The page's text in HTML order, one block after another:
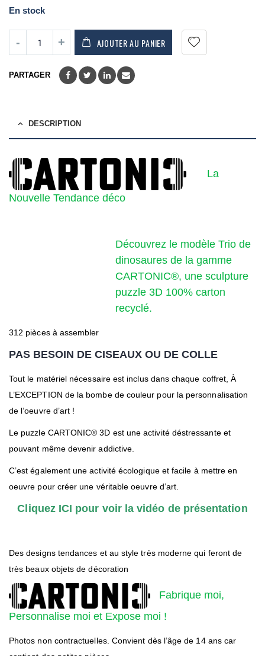
En stock
AJOUTER AU PANIER
PARTAGER
DESCRIPTION
La
Nouvelle Tendance déco
Découvrez le modèle Trio de
dinosaures de la gamme
CARTONIC®, une sculpture
puzzle 3D 100% carton
recyclé.
312 pièces à assembler
PAS BESOIN DE CISEAUX OU DE COLLE
Tout le matériel nécessaire est inclus dans chaque coffret, À
L’EXCEPTION de la bombe de couleur pour la personnalisation
de l’oeuvre d’art !
Le puzzle CARTONIC® 3D est une activité déstressante et
pouvant même devenir addictive.
C’est également une activité écologique et facile à mettre en
oeuvre pour créer une véritable oeuvre d’art.
Cliquez ICI pour voir la vidéo de présentation
Des designs tendances et au style très moderne qui feront de
très beaux objets de décoration
Fabrique moi,
Personnalise moi et Expose moi !
Photos non contractuelles. Convient dès l’âge de 14 ans car